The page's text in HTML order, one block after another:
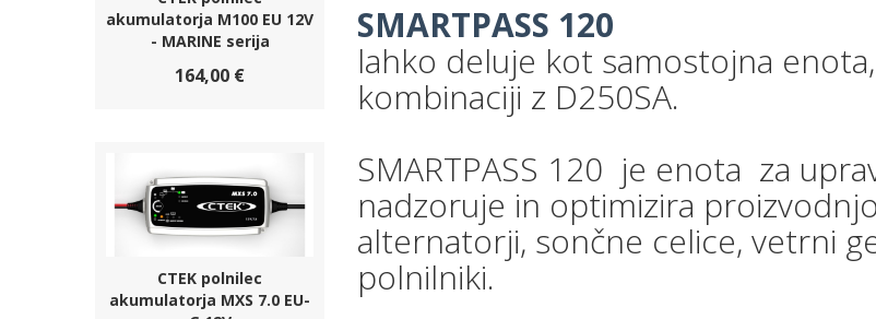
akumulatorja M100 EU 12V
- MARINE serija
164,00 €
CTEK polnilec
akumulatorja MXS 7.0 EU-
SMARTPASS 120
lahko deluje kot samostojna
kombinaciji z D250SA.
SMARTPASS 120 je enota za
nadzoruje in optimizira
alternatorji, sončne celice, vetrni
polnilniki.